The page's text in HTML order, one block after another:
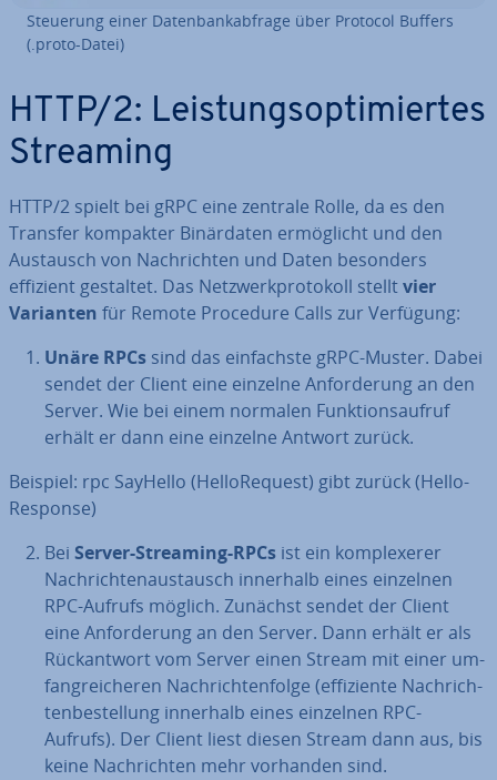
Steuerung einer Da­ten­bank­ab­fra­ge über Protocol Buffers
(.proto-Datei)
HTTP/2: Leis­tungs­op­ti­mier­tes
Streaming
HTTP/2 spielt bei gRPC eine zentrale Rolle, da es den
Transfer kompakter Bi­när­da­ten er­mög­licht und den
Austausch von Nach­rich­ten und Daten besonders
effizient gestaltet. Das Netz­werk­pro­to­koll stelltvier
Varianten für Remote Procedure Calls zur Verfügung:
Unäre RPCs sind das ein­fachs­te gRPC-Muster. Dabei
sendet der Client eine einzelne An­for­de­rung an den
Server. Wie bei einem normalen Funk­ti­ons­auf­ruf
erhält er dann eine einzelne Antwort zurück.
Beispiel: rpc SayHello (Hell­o­Re­quest) gibt zurück (Hell­o­
Re­spon­se)
Bei Server-Streaming-RPCs ist ein kom­ple­xe­rer
Nach­rich­ten­aus­tausch innerhalb eines einzelnen
RPC-Aufrufs möglich. Zunächst sendet der Client
eine An­for­de­rung an den Server. Dann erhält er als
Rück­ant­wort vom Server einen Stream mit einer um­
fang­rei­che­ren Nach­rich­ten­fol­ge (ef­fi­zi­en­te Nach­rich­
ten­be­stel­lung innerhalb eines einzelnen RPC-
Aufrufs). Der Client liest diesen Stream dann aus, bis
keine Nach­rich­ten mehr vorhanden sind.